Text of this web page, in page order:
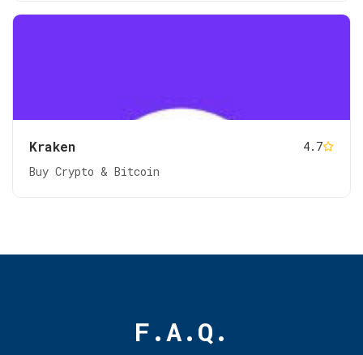
Kraken
4.7
Buy Crypto & Bitcoin
F.A.Q.